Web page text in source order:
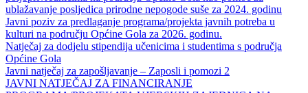
ublažavanje posljedica prirodne nepogode suše za 2024. godinu
Javni poziv za predlaganje programa/projekta javnih potreba u
kulturi na području Općine Gola za 2026. godinu.
Natječaj za dodjelu stipendija učenicima i studentima s područja
Općine Gola
Javni natječaj za zapošljavanje – Zaposli i pomozi 2
JAVNI NATJEČAJ ZA FINANCIRANJE